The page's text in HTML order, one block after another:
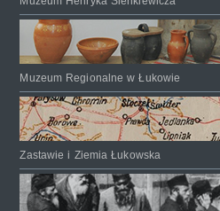
Muzeum Regionalne w Łukowie
Zastawie i Ziemia Łukowska